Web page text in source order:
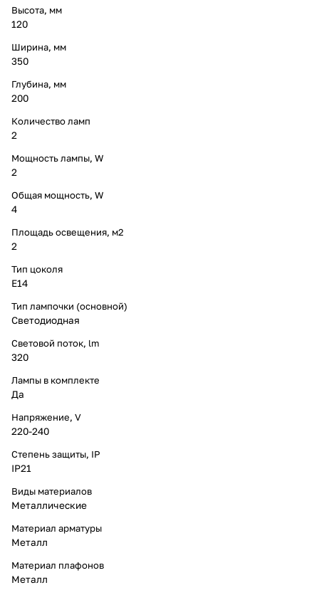
Высота, мм
120
Ширина, мм
350
Глубина, мм
200
Количество ламп
2
Мощность лампы, W
2
Общая мощность, W
4
Площадь освещения, м2
2
Тип цоколя
E14
Тип лампочки (основной)
Светодиодная
Световой поток, lm
320
Лампы в комплекте
Да
Напряжение, V
220-240
Степень защиты, IP
IP21
Виды материалов
Металлические
Материал арматуры
Металл
Материал плафонов
Металл